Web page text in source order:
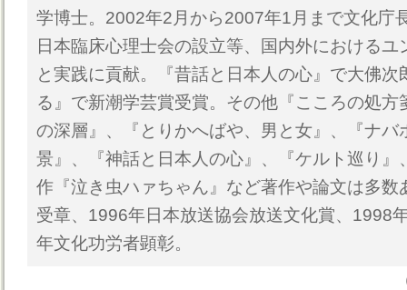
学博士。2002年2月から2007年1月まで文化庁
日本臨床心理士会の設立等、国内外における
と実践に貢献。『昔話と日本人の心』で大佛次
る』で新潮学芸賞受賞。その他『こころの処方
の深層』、『とりかへばや、男と女』、『ナバ
景』、『神話と日本人の心』、『ケルト巡り』
作『泣き虫ハァちゃん』など著作や論文は多
受章、1996年日本放送協会放送文化賞、1998
年文化功労者顕彰。